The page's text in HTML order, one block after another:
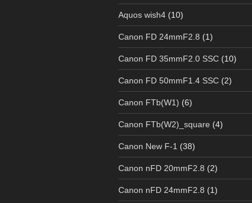
Aquos wish4 (10)
Canon FD 24mmF2.8 (1)
Canon FD 35mmF2.0 SSC (10)
Canon FD 50mmF1.4 SSC (2)
Canon FTb(W1) (6)
Canon FTb(W2)_square (4)
Canon New F-1 (38)
Canon nFD 20mmF2.8 (2)
Canon nFD 24mmF2.8 (1)